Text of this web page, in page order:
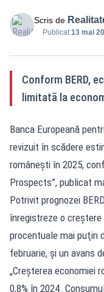
Scris de
Publicat:13 mai
Conform BERD,
limitată la
Banca Europeană
revizuit în scădere
românești în 2025,
Prospects”, publicat
Potrivit prognozei
înregistreze o creştere
procentuale mai puţin
februarie, şi un avans
„Creşterea economiei
0,8% în 2024.